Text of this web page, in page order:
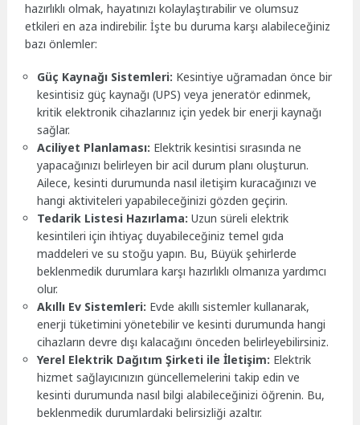
hazırlıklı olmak, hayatınızı kolaylaştırabilir ve olumsuz
etkileri en aza indirebilir. İşte bu duruma karşı alabileceğiniz
bazı önlemler:
Güç Kaynağı Sistemleri: Kesintiye uğramadan önce bir
kesintisiz güç kaynağı (UPS) veya jeneratör edinmek,
kritik elektronik cihazlarınız için yedek bir enerji kaynağı
sağlar.
Aciliyet Planlaması: Elektrik kesintisi sırasında ne
yapacağınızı belirleyen bir acil durum planı oluşturun.
Ailece, kesinti durumunda nasıl iletişim kuracağınızı ve
hangi aktiviteleri yapabileceğinizi gözden geçirin.
Tedarik Listesi Hazırlama: Uzun süreli elektrik
kesintileri için ihtiyaç duyabileceğiniz temel gıda
maddeleri ve su stoğu yapın. Bu, Büyük şehirlerde
beklenmedik durumlara karşı hazırlıklı olmanıza yardımcı
olur.
Akıllı Ev Sistemleri: Evde akıllı sistemler kullanarak,
enerji tüketimini yönetebilir ve kesinti durumunda hangi
cihazların devre dışı kalacağını önceden belirleyebilirsiniz.
Yerel Elektrik Dağıtım Şirketi ile İletişim: Elektrik
hizmet sağlayıcınızın güncellemelerini takip edin ve
kesinti durumunda nasıl bilgi alabileceğinizi öğrenin. Bu,
beklenmedik durumlardaki belirsizliği azaltır.